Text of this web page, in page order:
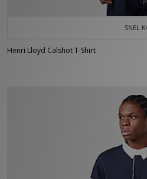
SNEL
Henri Lloyd Calshot T-Shirt